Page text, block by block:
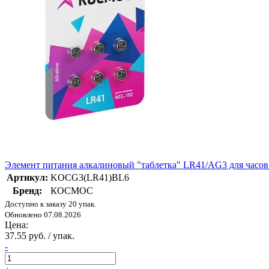
Элемент питания алкалиновый "таблетка" LR41/AG3 для
Артикул: KOCG3(LR41)BL6
Бренд:
КОСМОС
Доступно к заказу 20 упак.
Обновлено 07.08.2026
Цена:
37.55 руб. / упак.
-